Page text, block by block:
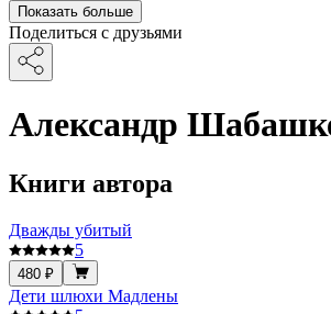
Показать больше
Поделиться с друзьями
Александр
Книги автора
Дважды убитый
5
480 ₽
Дети шлюхи Мадлены